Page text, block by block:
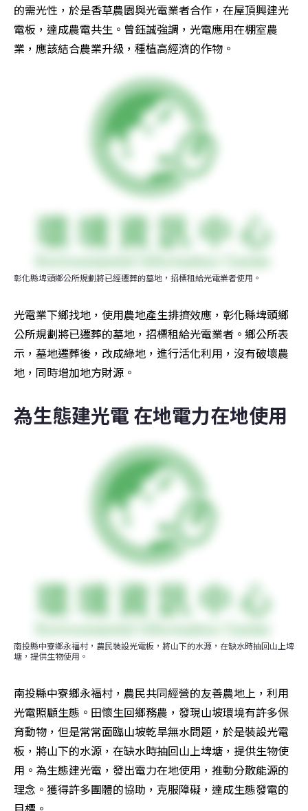
的需光性，於是香草農園與光電業者合作，在屋頂興建光
電板，達成農電共生。曾鈺誠強調，光電應用在棚室農
業，應該結合農業升級，種植高經濟的作物。
彰化縣埤頭鄉公所規劃將已經遷葬的墓地，招標租給光電業者使用。
光電業下鄉找地，使用農地產生排擠效應，彰化縣埤頭鄉
公所規劃將已遷葬的墓地，招標租給光電業者。鄉公所表
示，墓地遷葬後，改成綠地，進行活化利用，沒有破壞農
地，同時增加地方財源。
為生態建光電 在地電力在地使用
南投縣中寮鄉永福村，農民裝設光電板，將山下的水源，在缺水時抽回山上埤
塘，提供生物使用。
南投縣中寮鄉永福村，農民共同經營的友善農地上，利用
光電照顧生態。田懷生回鄉務農，發現山坡環境有許多保
育動物，但是常常面臨山坡乾旱無水問題，於是裝設光電
板，將山下的水源，在缺水時抽回山上埤塘，提供生物使
用。為生態建光電，發出電力在地使用，推動分散能源的
理念。獲得許多團體的協助，克服障礙，達成生態發電的